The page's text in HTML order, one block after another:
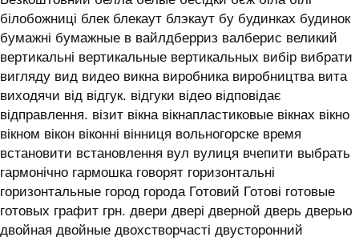
білобожниці блек блекаут блэкаут бу будинках будинок
бумажні бумажные в вайлдберриз валберис великий
вертикальні вертикальные вертикальных вибір вибрати
вигляду вид видео викна виробника виробництва вита
виходячи від відгук. відгуки відео відповідає
відправлення. візит вікна вікнапластиковые вікнах вікно
вікном вікон віконні вінниця вольногорске время
встановити встановлення вул вулиця вчепити выбрать
гармонічно гармошка говорят горизонтальні
горизонтальные город города Готовий Готові готовые
готовых графит грн. двери двері дверной дверь дверью
двойная двойные двохстворчасті двусторонний